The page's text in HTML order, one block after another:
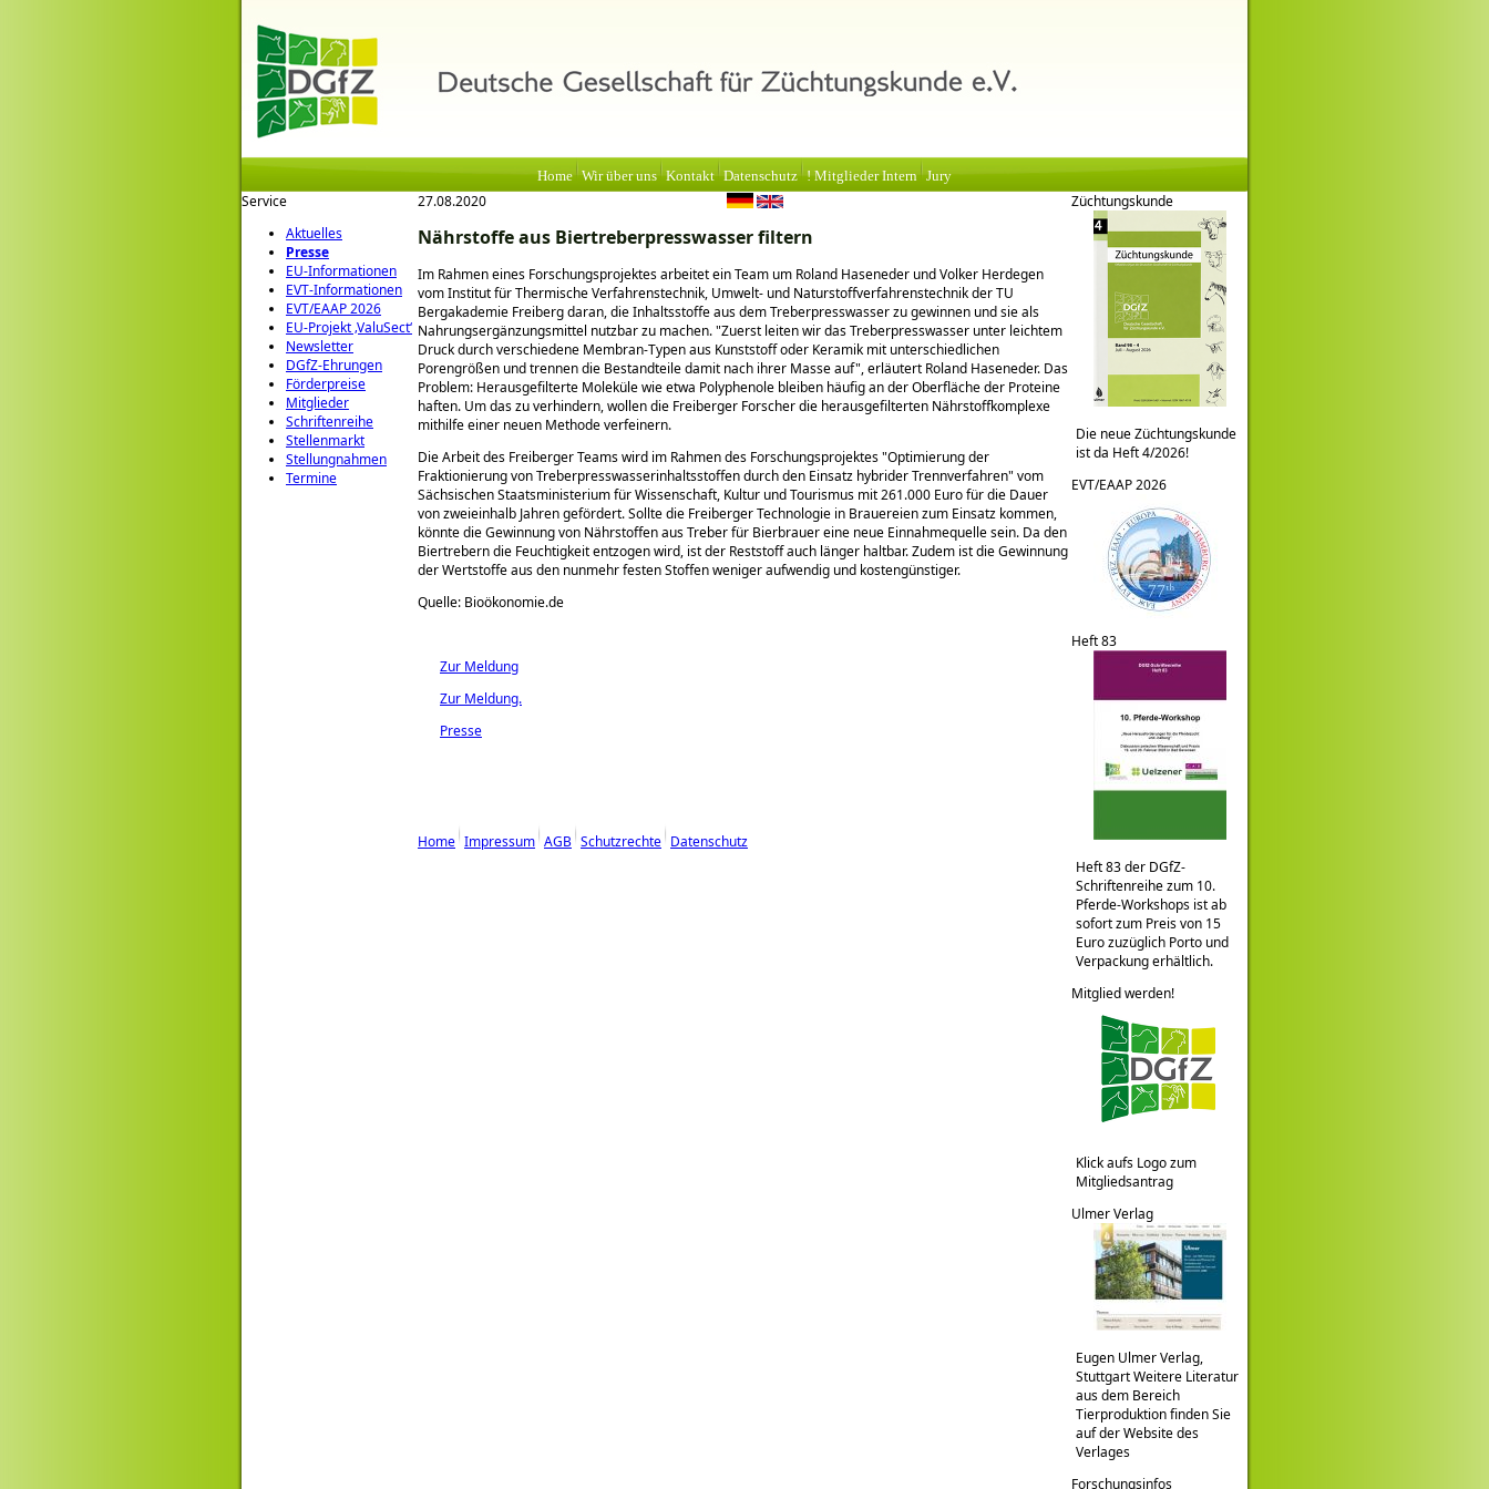
Home Wir über uns Kontakt Datenschutz ! Mitglieder Intern Jury
Service
Aktuelles
Presse
EU-Informationen
EVT-Informationen
EVT/EAAP 2026
EU-Projekt ‚ValuSect‘
Newsletter
DGfZ-Ehrungen
Förderpreise
Mitglieder
Schriftenreihe
Stellenmarkt
Stellungnahmen
Termine
27.08.2020
Nährstoffe aus Biertreberpresswasser filtern
Im Rahmen eines Forschungsprojektes arbeitet ein Team um Roland Haseneder und Volker Herdegen
vom Institut für Thermische Verfahrenstechnik, Umwelt- und Naturstoffverfahrenstechnik der TU
Bergakademie Freiberg daran, die Inhaltsstoffe aus dem Treberpresswasser zu gewinnen und sie als
Nahrungsergänzungsmittel nutzbar zu machen. Zuerst leiten wir das Treberpresswasser unter leichtem
Druck durch verschiedene Membran-Typen aus Kunststoff oder Keramik mit unterschiedlichen
Porengrößen und trennen die Bestandteile damit nach ihrer Masse auf , erläutert Roland Haseneder. Das
Problem: Herausgefilterte Moleküle wie etwa Polyphenole bleiben häufig an der Oberfläche der Proteine
haften. Um das zu verhindern, wollen die Freiberger Forscher die herausgefilterten Nährstoffkomplexe
mithilfe einer neuen Methode verfeinern.
Die Arbeit des Freiberger Teams wird im Rahmen des Forschungsprojektes Optimierung der
Fraktionierung von Treberpresswasserinhaltsstoffen durch den Einsatz hybrider Trennverfahren vom
Sächsischen Staatsministerium für Wissenschaft, Kultur und Tourismus mit 261.000 Euro für die Dauer
von zweieinhalb Jahren gefördert. Sollte die Freiberger Technologie in Brauereien zum Einsatz kommen,
könnte die Gewinnung von Nährstoffen aus Treber für Bierbrauer eine neue Einnahmequelle sein. Da den
Biertrebern die Feuchtigkeit entzogen wird, ist der Reststoff auch länger haltbar. Zudem ist die Gewinnung
der Wertstoffe aus den nunmehr festen Stoffen weniger aufwendig und kostengünstiger.
Quelle: Bioökonomie.de
Zur Meldung
Zur Meldung.
Presse
Home Impressum AGB Schutzrechte Datenschutz
Züchtungskunde
Die neue Züchtungskunde
ist da Heft 4/2026!
EVT/EAAP 2026
Heft 83
Heft 83 der DGfZ-
Schriftenreihe zum 10.
Pferde-Workshops ist ab
sofort zum Preis von 15
Euro zuzüglich Porto und
Verpackung erhältlich.
Mitglied werden!
Klick aufs Logo zum
Mitgliedsantrag
Ulmer Verlag
Eugen Ulmer Verlag,
Stuttgart Weitere Literatur
aus dem Bereich
Tierproduktion finden Sie
auf der Website des
Verlages
Forschungsinfos